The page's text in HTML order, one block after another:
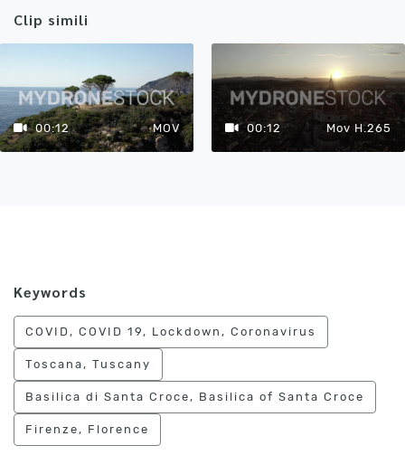
Clip simili
00:12 MOV 00:12 Mov H.265
Keywords
COVID, COVID 19, Lockdown, Coronavirus
Toscana, Tuscany
Basilica di Santa Croce, Basilica of Santa Croce
Firenze, Florence